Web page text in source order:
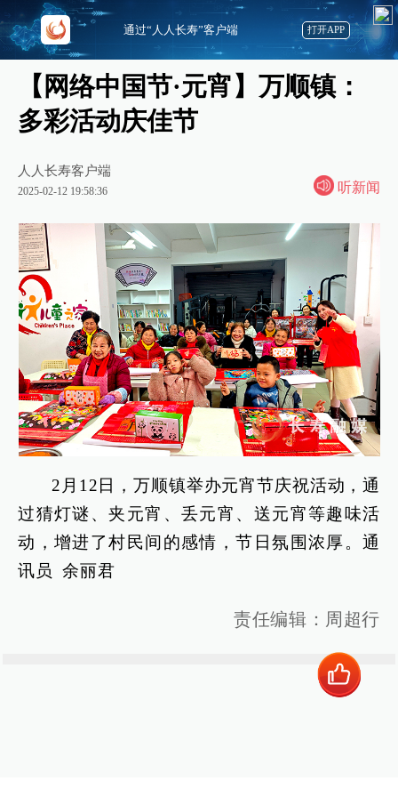
【网络中国节·元宵】万顺镇：
多彩活动庆佳节
人人长寿客户端
2025-02-12 19:58:36 听新闻
2月12日，万顺镇举办元宵节庆祝活动，通
过猜灯谜、夹元宵、丢元宵、送元宵等趣味活
动，增进了村民间的感情，节日氛围浓厚。通
讯员 余丽君
责任编辑：周超行
通过“人人长寿”客户端 打开APP